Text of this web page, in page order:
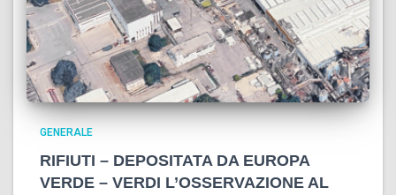
GENERALE
RIFIUTI – DEPOSITATA DA EUROPA
VERDE – VERDI L’OSSERVAZIONE AL